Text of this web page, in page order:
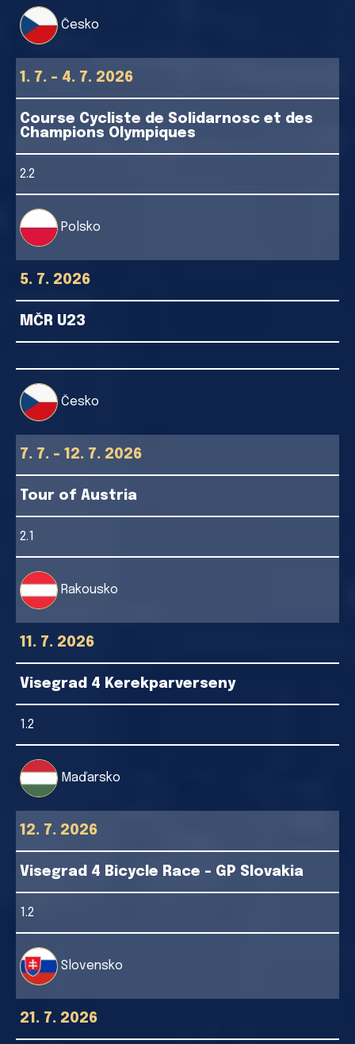
Česko
1. 7. - 4. 7. 2026
Course Cycliste de Solidarnosc et des
Champions Olympiques
2.2
Polsko
5. 7. 2026
MČR U23
Česko
7. 7. - 12. 7. 2026
Tour of Austria
2.1
Rakousko
11. 7. 2026
Visegrad 4 Kerekparverseny
1.2
Maďarsko
12. 7. 2026
Visegrad 4 Bicycle Race - GP Slovakia
1.2
Slovensko
21. 7. 2026